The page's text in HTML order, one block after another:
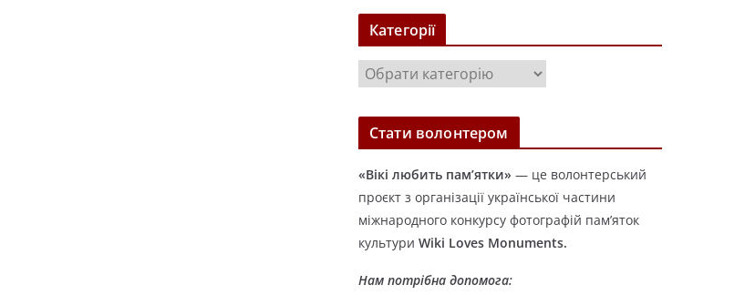
х
в
Категорії
а
т
о
р
і
ї
Стати волонтером
«Вікі любить пам’ятки» — це волонтерський
проєкт з організації української частини
міжнародного конкурсу фотографій пам’яток
культури Wiki Loves Monuments.
Нам потрібна допомога: